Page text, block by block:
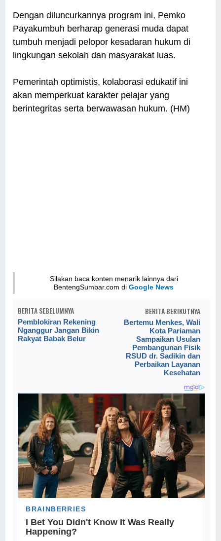
Dengan diluncurkannya program ini, Pemko
Payakumbuh berharap generasi muda dapat
tumbuh menjadi pelopor kesadaran hukum di
lingkungan sekolah dan masyarakat luas.
Pemerintah optimistis, kolaborasi edukatif ini
akan memperkuat karakter pelajar yang
berintegritas serta berwawasan hukum. (HM)
Silakan baca konten menarik lainnya dari
BentengSumbar.com diGoogle News
BERITA SEBELUMNYA
Pemblokiran Rekening
Nganggur Jangan Bikin
Rakyat Babak Belur
BERITA BERIKUTNYA
Bertemu Menkes, Wali
Kota Pariaman
Sampaikan Usulan
Pembangunan Fisik
RSUD dr. Sadikin dan
Perbaikan Layanan
Kesehatan